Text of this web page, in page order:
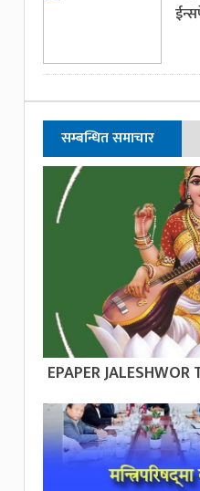
सम्बन्धित समाचार
EPAPER